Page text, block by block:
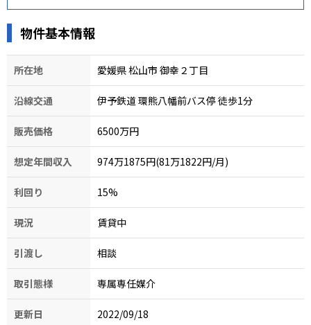
物件基本情報
所在地 愛媛県 松山市 御幸２丁目
沿線交通 伊予鉄道 環熊八幡前バス停 徒歩1分
販売価格 6500万円
想定年間収入 974万1875円(81万1822円/月)
利回り 15%
現況 賃貸中
引渡し 相談
取引態様 専属専任媒介
更新日 2022/09/18